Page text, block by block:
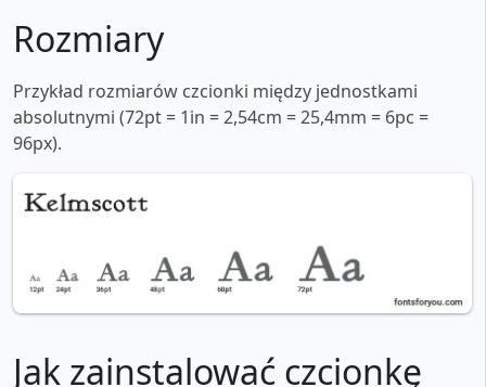
Rozmiary
Przykład rozmiarów czcionki między jednostkami
absolutnymi (72pt = 1in = 2,54cm = 25,4mm = 6pc =
96px).
Jak zainstalować czcionkę